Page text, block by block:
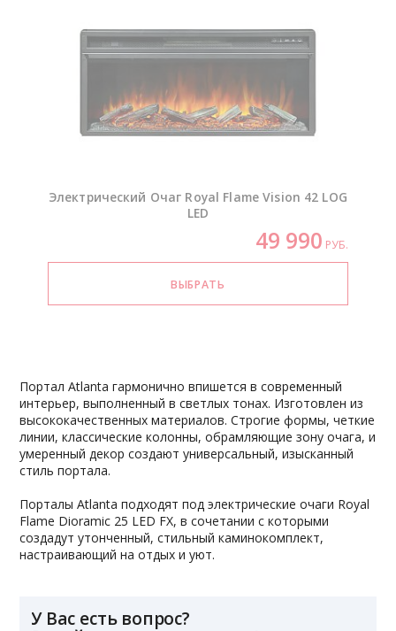
Электрический Очаг Royal Flame Vision 42 LOG
LED
49 990 РУБ.
Портал Atlanta гармонично впишется в современный
интерьер, выполненный в светлых тонах. Изготовлен из
высококачественных материалов. Строгие формы, четкие
линии, классические колонны, обрамляющие зону очага, и
умеренный декор создают универсальный, изысканный
стиль портала.
Порталы Atlanta подходят под электрические очаги Royal
Flame Dioramic 25 LED FX, в сочетании с которыми
создадут утонченный, стильный каминокомплект,
настраивающий на отдых и уют.
У Вас есть вопрос?